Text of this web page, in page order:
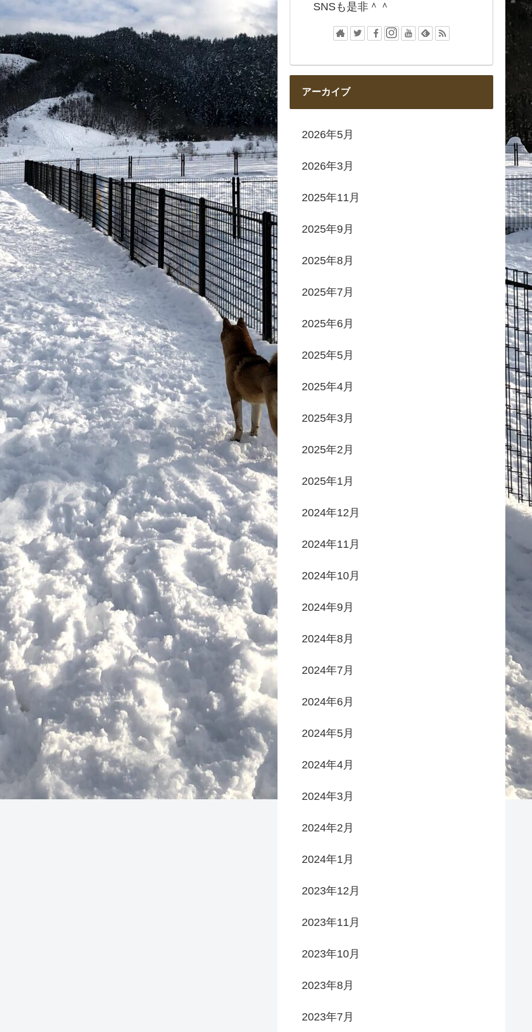
SNSも是非＾＾
アーカイブ
2026年5月
2026年3月
2025年11月
2025年9月
2025年8月
2025年7月
2025年6月
2025年5月
2025年4月
2025年3月
2025年2月
2025年1月
2024年12月
2024年11月
2024年10月
2024年9月
2024年8月
2024年7月
2024年6月
2024年5月
2024年4月
2024年3月
2024年2月
2024年1月
2023年12月
2023年11月
2023年10月
2023年8月
2023年7月